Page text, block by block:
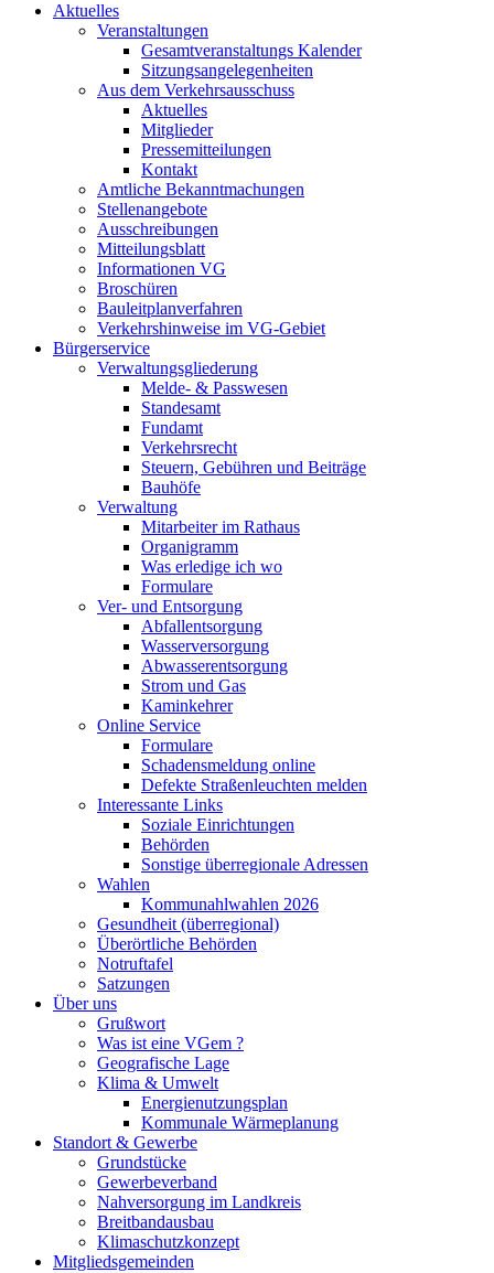
Aktuelles
Veranstaltungen
Gesamtveranstaltungs Kalender
Sitzungsangelegenheiten
Aus dem Verkehrsausschuss
Aktuelles
Mitglieder
Pressemitteilungen
Kontakt
Amtliche Bekanntmachungen
Stellenangebote
Ausschreibungen
Mitteilungsblatt
Informationen VG
Broschüren
Bauleitplanverfahren
Verkehrshinweise im VG-Gebiet
Bürgerservice
Verwaltungsgliederung
Melde- & Passwesen
Standesamt
Fundamt
Verkehrsrecht
Steuern, Gebühren und Beiträge
Bauhöfe
Verwaltung
Mitarbeiter im Rathaus
Organigramm
Was erledige ich wo
Formulare
Ver- und Entsorgung
Abfallentsorgung
Wasserversorgung
Abwasserentsorgung
Strom und Gas
Kaminkehrer
Online Service
Formulare
Schadensmeldung online
Defekte Straßenleuchten melden
Interessante Links
Soziale Einrichtungen
Behörden
Sonstige überregionale Adressen
Wahlen
Kommunahlwahlen 2026
Gesundheit (überregional)
Überörtliche Behörden
Notruftafel
Satzungen
Über uns
Grußwort
Was ist eine VGem ?
Geografische Lage
Klima & Umwelt
Energienutzungsplan
Kommunale Wärmeplanung
Standort & Gewerbe
Grundstücke
Gewerbeverband
Nahversorgung im Landkreis
Breitbandausbau
Klimaschutzkonzept
Mitgliedsgemeinden